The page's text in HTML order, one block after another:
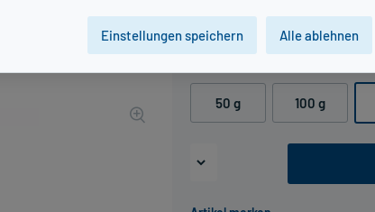
Grundpreis: 160,90 € / kg
50 g 100 g
Einstellungen speichern Alle ablehnen